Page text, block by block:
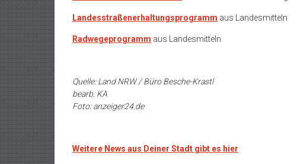
Landesstraßenerhaltungsprogramm aus Landesmitteln
Radwegeprogramm aus Landesmitteln
Quelle: Land NRW / Büro Besche-Krastl
bearb: KA
Foto: anzeiger24.de
Weitere News aus Deiner Stadt gibt es hier